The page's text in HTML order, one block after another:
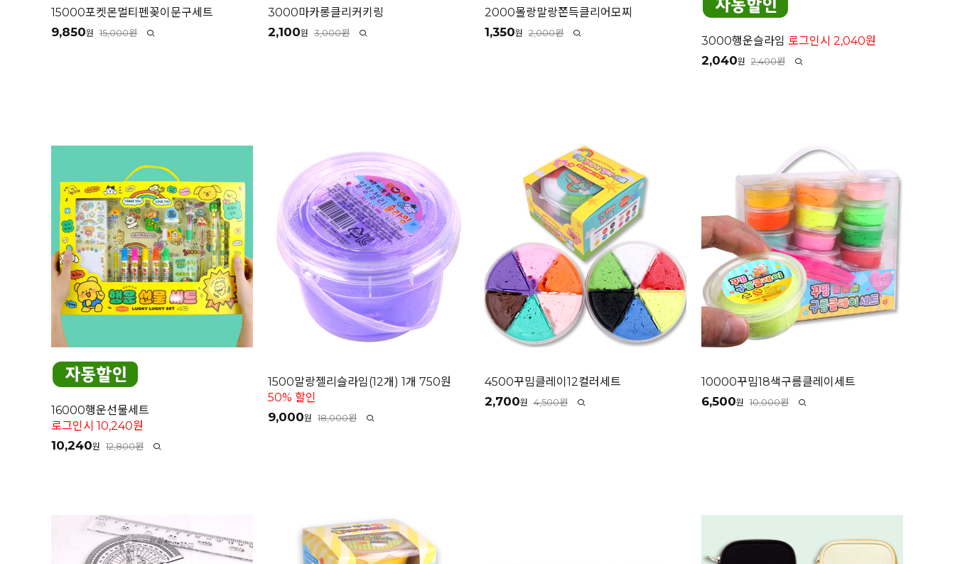
15000포켓몬멀티펜꽂이문구세트
9,850원 15,000원
3000마카롱클리커키링
2,100원 3,000원
2000몰랑말랑쫀득클리어모찌
1,350원 2,000원
3000행운슬라임 로그인시 2,040원
2,040원 2,400원
16000행운선물세트
로그인시 10,240원
10,240원 12,800원
1500말랑젤리슬라임(12개) 1개 750원
50% 할인
9,000원 18,000원
4500꾸밈클레이12컬러세트
2,700원 4,500원
10000꾸밈18색구름클레이세트
6,500원 10,000원